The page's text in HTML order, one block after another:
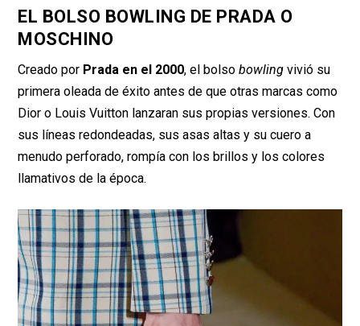
EL BOLSO BOWLING DE PRADA O
MOSCHINO
Creado por Prada en el 2000, el bolsobowling vivió su
primera oleada de éxito antes de que otras marcas como
Dior o Louis Vuitton lanzaran sus propias versiones. Con
sus líneas redondeadas, sus asas altas y su cuero a
menudo perforado, rompía con los brillos y los colores
llamativos de la época.